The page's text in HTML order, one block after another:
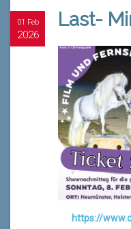
01 Feb
2026
Last-
https://